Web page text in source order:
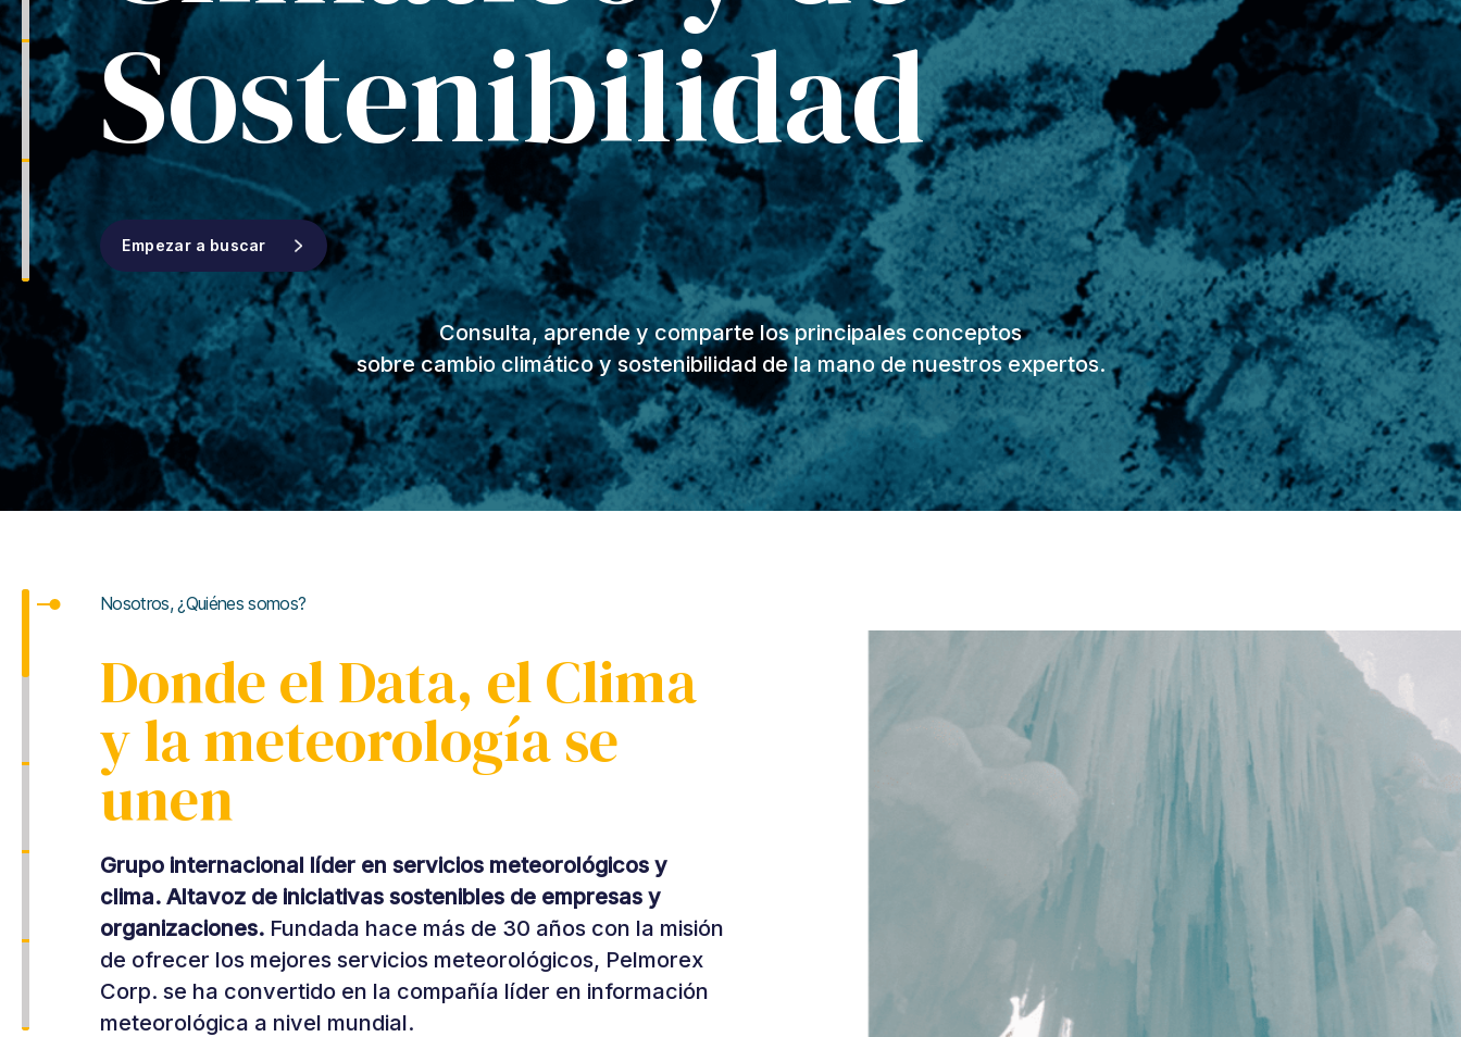
Sostenibilidad
Empezar a buscar
Consulta, aprende y comparte los principales conceptos
sobre cambio climático y sostenibilidad de la mano de nuestros expertos.
Nosotros, ¿Quiénes somos?
Donde el Data, el Clima
y la meteorología se
unen
Grupo internacional líder en servicios meteorológicos y
clima. Altavoz de iniciativas sostenibles de empresas y
organizaciones. Fundada hace más de 30 años con la misión
de ofrecer los mejores servicios meteorológicos, Pelmorex
Corp. se ha convertido en la compañía líder en información
meteorológica a nivel mundial.